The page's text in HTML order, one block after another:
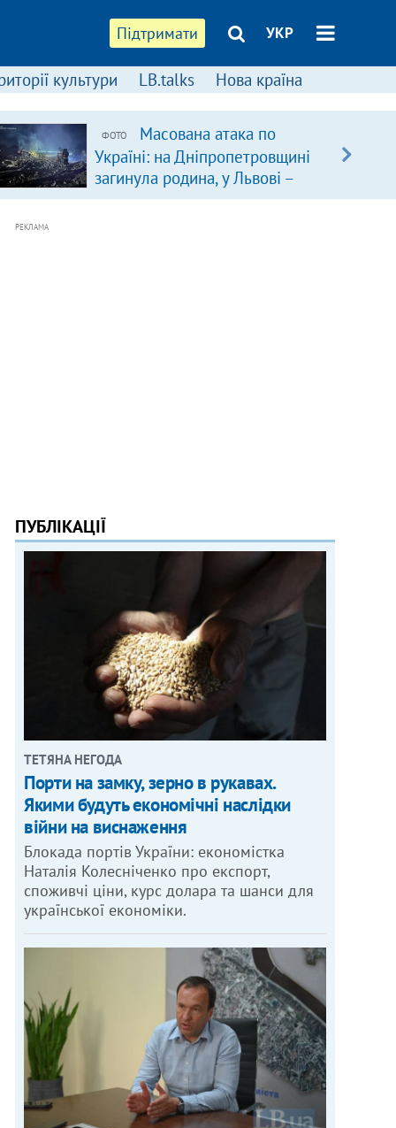
Підтримати УКР
культури LB.talks Нова країна
ФОТО
Масована атака по
Україні: на Дніпропетровщині
загинула родина, у Львові –
удар по багатоповерхівках
РЕКЛАМА
ПУБЛІКАЦІЇ
ТЕТЯНА НЕГОДА
Порти на замку, зерно в рукавах.
Якими будуть економічні наслідки
війни на виснаження
Блокада портів України: економістка
Наталія Колесніченко про експорт,
споживчі ціни, курс долара та шанси для
української економіки.